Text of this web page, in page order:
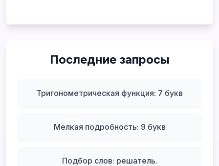
Последние запросы
Тригонометрическая функция: 7 букв
Мелкая подробность: 9 букв
Подбор слов: решатель.